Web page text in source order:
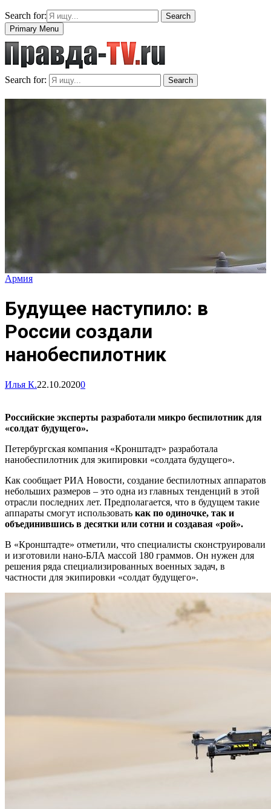
Search for:
Search
Primary Menu
Search for: Search
Армия
Будущее наступило: в
России создали
нанобеспилотник
Илья К.22.10.20200
Российские эксперты разработали микро беспилотник для
«солдат будущего».
Петербургская компания «Кронштадт» разработала
нанобеспилотник для экипировки «солдата будущего».
Как сообщает РИА Новости, создание беспилотных аппаратов
небольших размеров – это одна из главных тенденций в этой
отрасли последних лет. Предполагается, что в будущем такие
аппараты смогут использовать как по одиночке, так и
объединившись в десятки или сотни и создавая «рой».
В «Кронштадте» отметили, что специалисты сконструировали
и изготовили нано-БЛА массой 180 граммов. Он нужен для
решения ряда специализированных военных задач, в
частности для экипировки «солдат будущего».